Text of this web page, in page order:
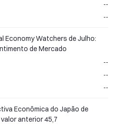
--
--
Economy Watchers de Julho:
de Mercado
--
--
--
Econômica do Japão de
anterior 45,7